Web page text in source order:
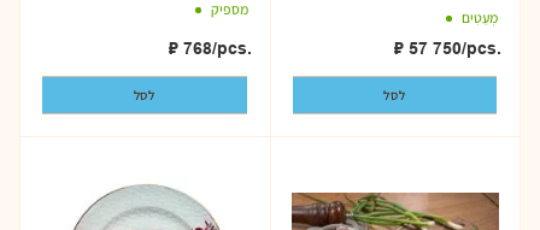
מספיק
₽ 768/pcs.
לסל
מְעַטִים
₽ 57 750/pcs.
לסל